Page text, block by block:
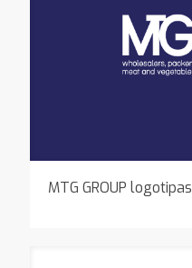
MTG GROUP logotipas